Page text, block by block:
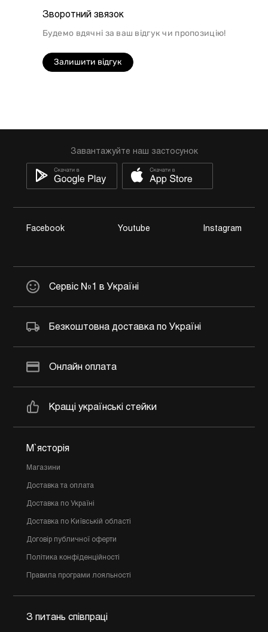
Зворотний звязок
Будемо вдячні за ваш відгук чи пропозицію!
Залишити відгук
Завантажуйте наш застосунок
Facebook Youtube Instagram
Сервіс №1 в Україні
Безкоштовна доставка по Україні
Онлайн оплата
Кращі українські стейки
М`ясторія
Магазини
Доставка та оплата
Доставка по Україні
Доставка по Київській області
Договір публичної оферти
Політика конфіденційності
Правила програми лояльності
З питань співпраці